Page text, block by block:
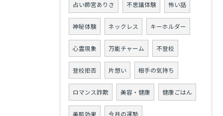
占い師宮ありさ 不思議体験 怖い話
神秘体験 ネックレス キーホルダー
心霊現象 万能チャーム 不登校
登校拒否 片想い 相手の気持ち
ロマンス詐欺 美容・健康 健康ごはん
美肌効果 今月の運勢